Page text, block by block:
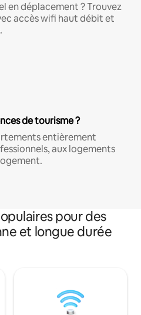
en déplacement ? Trouvez
accès wifi haut débit et
de tourisme ?
entièrement
aux logements
pour des
et longue durée